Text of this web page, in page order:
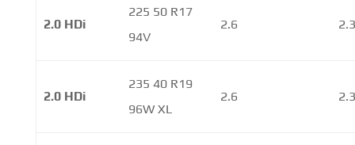
2.0 HDi
225 50 R17
94V
2.6
2.0 HDi
235 40 R19
96W XL
2.6